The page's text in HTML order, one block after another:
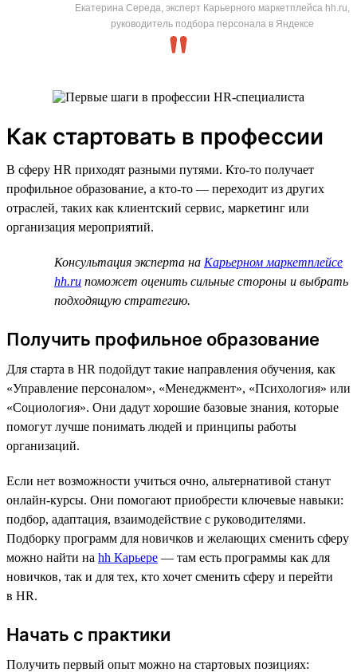
Екатерина Середа, эксперт Карьерного маркетплейса hh.ru,
руководитель подбора персонала в Яндексе
Как стартовать в профессии
В сферу HR приходят разными путями. Кто-то получает
профильное образование, а кто-то — переходит из других
отраслей, таких как клиентский сервис, маркетинг или
организация мероприятий.
Консультация эксперта на Карьерном маркетплейсе
hh.ru поможет оценить сильные стороны и выбрать
подходящую стратегию.
Получить профильное образование
Для старта в HR подойдут такие направления обучения, как
«Управление персоналом», «Менеджмент», «Психология» или
«Социология». Они дадут хорошие базовые знания, которые
помогут лучше понимать людей и принципы работы
организаций.
Если нет возможности учиться очно, альтернативой станут
онлайн-курсы. Они помогают приобрести ключевые навыки:
подбор, адаптация, взаимодействие с руководителями.
Подборку программ для новичков и желающих сменить сферу
можно найти на hh Карьере — там есть программы как для
новичков, так и для тех, кто хочет сменить сферу и перейти
в HR.
Начать с практики
Получить первый опыт можно на стартовых позициях: